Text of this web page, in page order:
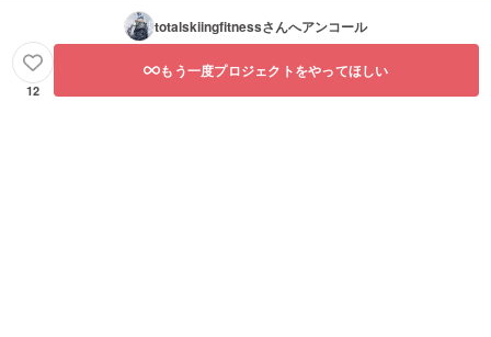
totalskiingfitnessさんへアンコール
12
もう一度プロジェクトをやってほしい